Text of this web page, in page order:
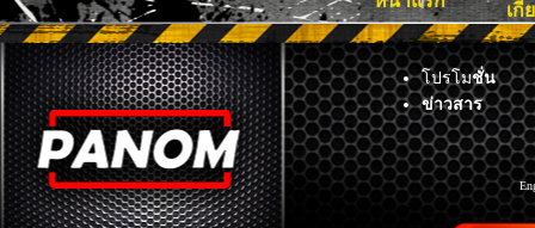
เกี่
โปรโมชั่น
ข่าวสาร